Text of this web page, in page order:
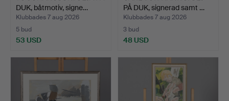
DUK, båtmotiv, signe…
Klubbades 7 aug 2026
5 bud
53 USD
PÅ DUK, signerad samt …
Klubbades 7 aug 2026
3 bud
48 USD